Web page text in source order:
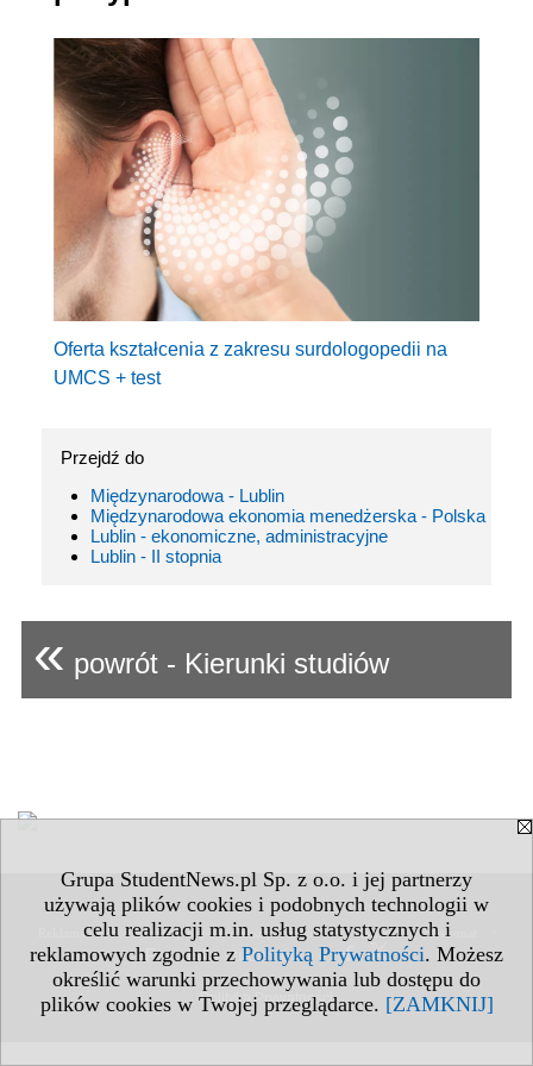
Grupa StudentNews.pl Sp. z o.o. i jej partnerzy
używają plików cookies i podobnych technologii w
celu realizacji m.in. usług statystycznych i
reklamowych zgodnie z Polityką Prywatności. Możesz
określić warunki przechowywania lub dostępu do
plików cookies w Twojej przeglądarce. [ZAMKNIJ]
Oferta kształcenia z zakresu surdologopedii na
UMCS + test
Przejdź do
Międzynarodowa - Lublin
Międzynarodowa ekonomia menedżerska - Polska
Lublin - ekonomiczne, administracyjne
Lublin - II stopnia
« powrót - Kierunki studiów
Reklama - Wykorzystajmy wspólnie nasz potencjał! • Kontakt • Patronat
Praca dla studentów •
Polityka Prywatności